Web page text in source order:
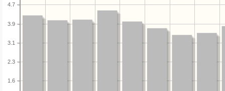
1.6
2.3
3.1
3.9
4.7